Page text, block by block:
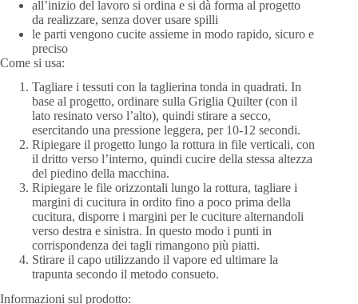
all’inizio del lavoro si ordina e si dà forma al progetto
da realizzare, senza dover usare spilli
le parti vengono cucite assieme in modo rapido, sicuro e
preciso
Come si usa:
Tagliare i tessuti con la taglierina tonda in quadrati. In
base al progetto, ordinare sulla Griglia Quilter (con il
lato resinato verso l’alto), quindi stirare a secco,
esercitando una pressione leggera, per 10-12 secondi.
Ripiegare il progetto lungo la rottura in file verticali, con
il dritto verso l’interno, quindi cucire della stessa altezza
del piedino della macchina.
Ripiegare le file orizzontali lungo la rottura, tagliare i
margini di cucitura in ordito fino a poco prima della
cucitura, disporre i margini per le cuciture alternandoli
verso destra e sinistra. In questo modo i punti in
corrispondenza dei tagli rimangono più piatti.
Stirare il capo utilizzando il vapore ed ultimare la
trapunta secondo il metodo consueto.
Informazioni sul prodotto: